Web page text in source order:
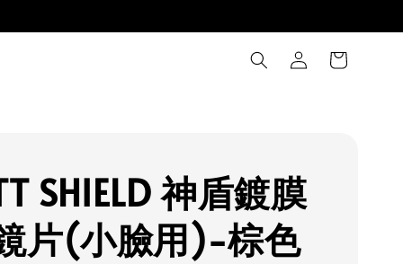
SHIELD 神盾鍍膜
片(小臉用)-棕色